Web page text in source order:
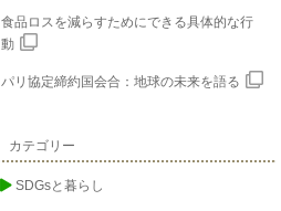
食品ロスを減らすためにできる具体的な行
動
パリ協定締約国会合：地球の未来を語る
カテゴリー
SDGsと暮らし